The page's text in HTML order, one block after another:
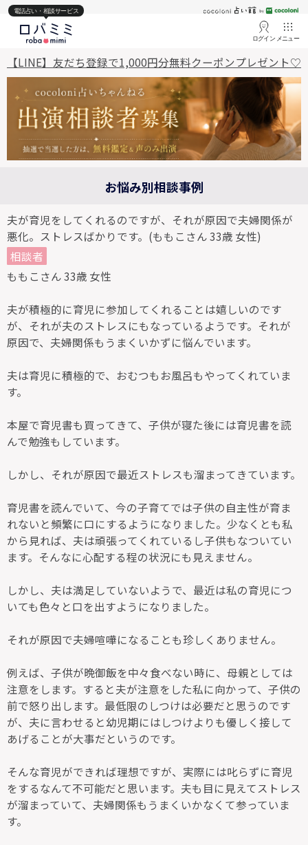
電話占い・相談サービス
ログイン メニュー
【LINE】友だち登録で1,000円分無料クーポンプレゼント♡
お悩み別相談事例
夫が育児をしてくれるのですが、それが原因で夫婦関係が
悪化。ストレスばかりです。(ももこさん 33歳 女性)
相談者
ももこさん 33歳 女性
夫が積極的に育児に参加してくれることは嬉しいのです
が、それが夫のストレスにもなっているようです。それが
原因で、夫婦関係もうまくいかずに悩んでいます。
夫は育児に積極的で、おむつもお風呂もやってくれていま
す。
本屋で育児書も買ってきて、子供が寝た後には育児書を読
んで勉強もしています。
しかし、それが原因で最近ストレスも溜まってきています。
育児書を読んでいて、今の子育てでは子供の自主性が育ま
れないと頻繁に口にするようになりました。少なくとも私
から見れば、夫は頑張ってくれているし子供もなついてい
ます。そんなに心配する程の状況にも見えません。
しかし、夫は満足していないようで、最近は私の育児につ
いても色々と口を出すようになりました。
それが原因で夫婦喧嘩になることも珍しくありません。
例えば、子供が晩御飯を中々食べない時に、母親としては
注意をします。すると夫が注意をした私に向かって、子供の
前で怒り出します。最低限のしつけは必要だと思うのです
が、夫に言わせると幼児期にはしつけよりも優しく接して
あげることが大事だというのです。
そんな育児ができれば理想ですが、実際には叱らずに育児
をするなんて不可能だと思います。夫も目に見えてストレス
が溜まっていて、夫婦関係もうまくいかなくて参っていま
す。